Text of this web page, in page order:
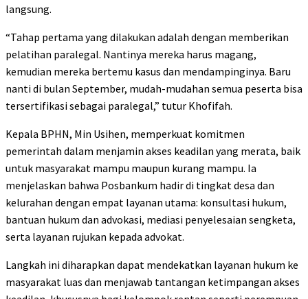
langsung.
“Tahap pertama yang dilakukan adalah dengan memberikan
pelatihan paralegal. Nantinya mereka harus magang,
kemudian mereka bertemu kasus dan mendampinginya. Baru
nanti di bulan September, mudah-mudahan semua peserta bisa
tersertifikasi sebagai paralegal,” tutur Khofifah.
Kepala BPHN, Min Usihen, memperkuat komitmen
pemerintah dalam menjamin akses keadilan yang merata, baik
untuk masyarakat mampu maupun kurang mampu. Ia
menjelaskan bahwa Posbankum hadir di tingkat desa dan
kelurahan dengan empat layanan utama: konsultasi hukum,
bantuan hukum dan advokasi, mediasi penyelesaian sengketa,
serta layanan rujukan kepada advokat.
Langkah ini diharapkan dapat mendekatkan layanan hukum ke
masyarakat luas dan menjawab tantangan ketimpangan akses